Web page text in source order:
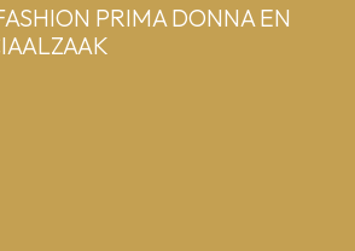
PRIMA DONNA EN